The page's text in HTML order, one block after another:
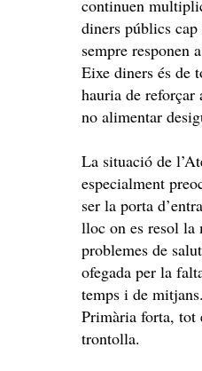
continuen
diners públics
sempre responen
Eixe diners és de
hauria de reforçar
no alimentar
La situació de
especialment
ser la porta
lloc on es resol la
problemes de
ofegada per la
temps i de
Primària forta, tot
trontolla.